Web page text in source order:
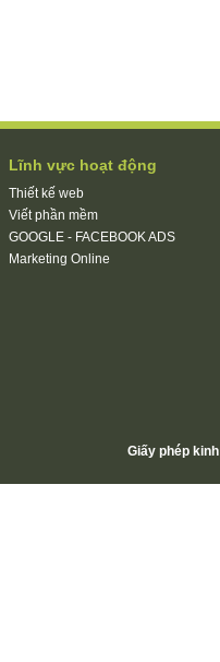
Lĩnh vực hoạt động
Thiết kế web
Viết phần mềm
GOOGLE - FACEBOOK ADS
Marketing Online
Giấy phép